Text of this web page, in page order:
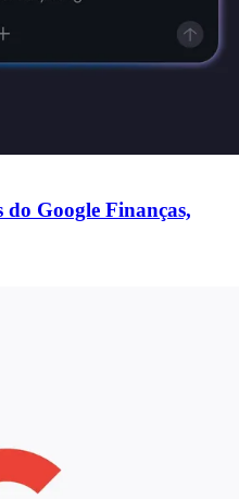
do Google Finanças,